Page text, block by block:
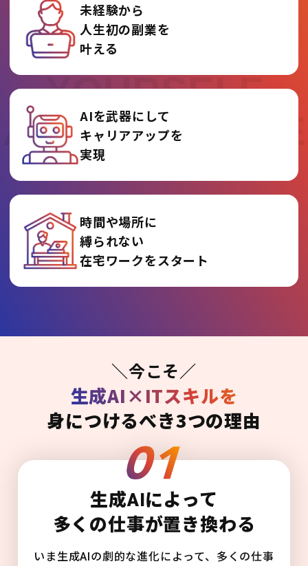
REINVENT
YOURSELF
AT AI COLLEGE
未経験から
人生初の副業を
叶える
AIを武器にして
キャリアアップを
実現
時間や場所に
縛られない
在宅ワークをスタート
＼今こそ／
生成AI×ITスキルを
身につけるべき3つの理由
生成AIによって
多くの仕事が置き換わる
いま生成AIの劇的な進化によって、多くの仕事